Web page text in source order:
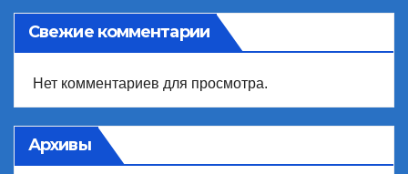
Свежие комментарии
Нет комментариев для просмотра.
Архивы